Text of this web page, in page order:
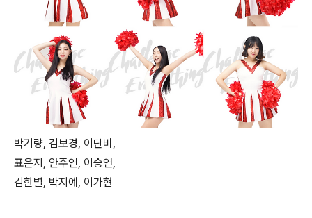
박기량, 김보경, 이단비,
표은지, 안주연, 이승연,
김한별, 박지예, 이가현